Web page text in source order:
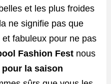
et les plus froides
ne signifie pas que
fabuleux pour ne pas
Fashion Fest nous
la saison